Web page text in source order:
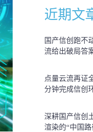
近期文
国产信创跑不
流给出破局答
点量云流再证
分钟完成信创
深耕国产信创
渲染的“中国路